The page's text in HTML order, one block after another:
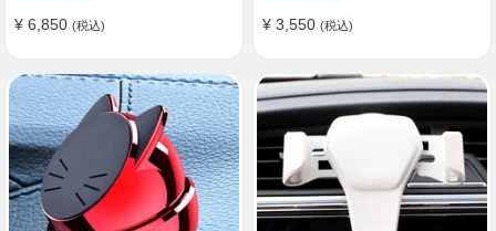
¥ 6,850 (税込) ¥ 3,550 (税込)